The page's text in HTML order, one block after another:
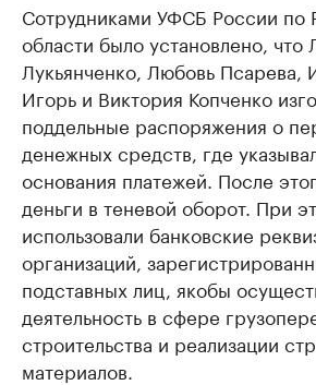
Сотрудниками УФСБ России по
области было установлено, что
Лукьянченко, Любовь Псарева,
Игорь и Виктория Копченко
поддельные распоряжения о
денежных средств, где
основания платежей. После
деньги в теневой оборот. При
использовали банковские
организаций,
подставных лиц, якобы
деятельность в сфере
строительства и реализации
материалов.